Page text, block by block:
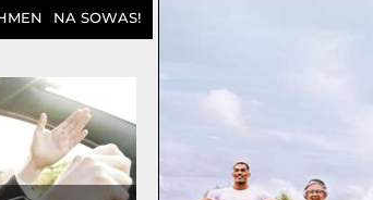
NA SOWAS!